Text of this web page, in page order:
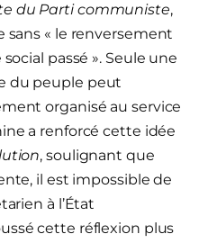
du Parti communiste,
sans « le renversement
passé ». Seule une
du peuple peut
organisé au service
a renforcé cette idée
, soulignant que
il est impossible de
à l’État
cette réflexion plus